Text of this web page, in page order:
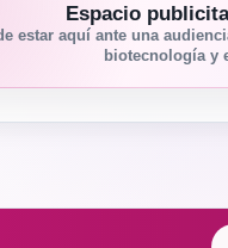
Espacio
estar aquí ante una
biotecnología y